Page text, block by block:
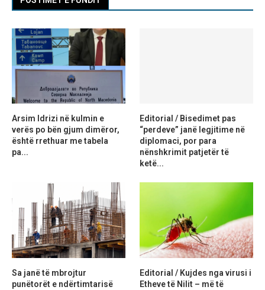
Arsim Idrizi në kulmin e
verës po bën gjum dimëror,
është rrethuar me tabela
pa...
Editorial / Bisedimet pas
“perdeve” janë legjitime në
diplomaci, por para
nënshkrimit patjetër të
ketë...
Sa janë të mbrojtur
punëtorët e ndërtimtarisë
Editorial / Kujdes nga virusi i
Etheve të Nilit – më të